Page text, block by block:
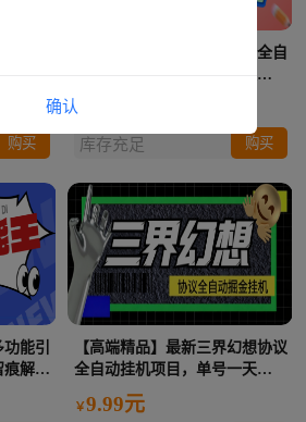
广告
10+
购买
【高端精品】最新高德地图全自
10+可批量放大【挂机脚本+使
用教程】
￥
库存充足 购买
能引
痕解放
脚
【高端精品】最新三界幻想协议
全自动挂机项目，单号一天
10+可批量无限放大【协议脚本
+使用教程】
￥9.99元
确认